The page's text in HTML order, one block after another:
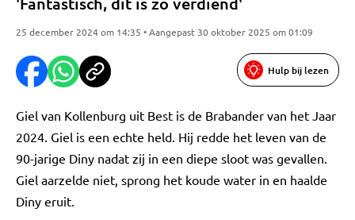
25 december 2024 om 14:35 • Aangepast 30 oktober 2025 om 01:09
Hulp bij lezen
Giel van Kollenburg uit Best is de Brabander van het Jaar
2024. Giel is een echte held. Hij redde het leven van de
90-jarige Diny nadat zij in een diepe sloot was gevallen.
Giel aarzelde niet, sprong het koude water in en haalde
Diny eruit.